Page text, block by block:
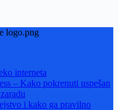
interneta
– Kako pokrenuti uspešan
i kako ga pravilno